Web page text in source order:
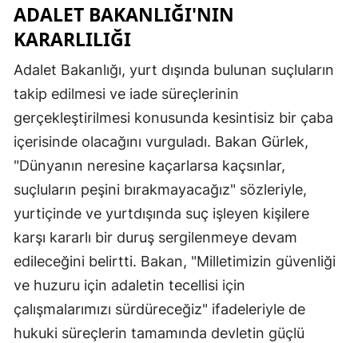
ADALET BAKANLIĞI'NIN
KARARLILIĞI
Adalet Bakanlığı, yurt dışında bulunan suçluların
takip edilmesi ve iade süreçlerinin
gerçekleştirilmesi konusunda kesintisiz bir çaba
içerisinde olacağını vurguladı. Bakan Gürlek,
"Dünyanın neresine kaçarlarsa kaçsınlar,
suçluların peşini bırakmayacağız" sözleriyle,
yurtiçinde ve yurtdışında suç işleyen kişilere
karşı kararlı bir duruş sergilenmeye devam
edileceğini belirtti. Bakan, "Milletimizin güvenliği
ve huzuru için adaletin tecellisi için
çalışmalarımızı sürdüreceğiz" ifadeleriyle de
hukuki süreçlerin tamamında devletin güçlü